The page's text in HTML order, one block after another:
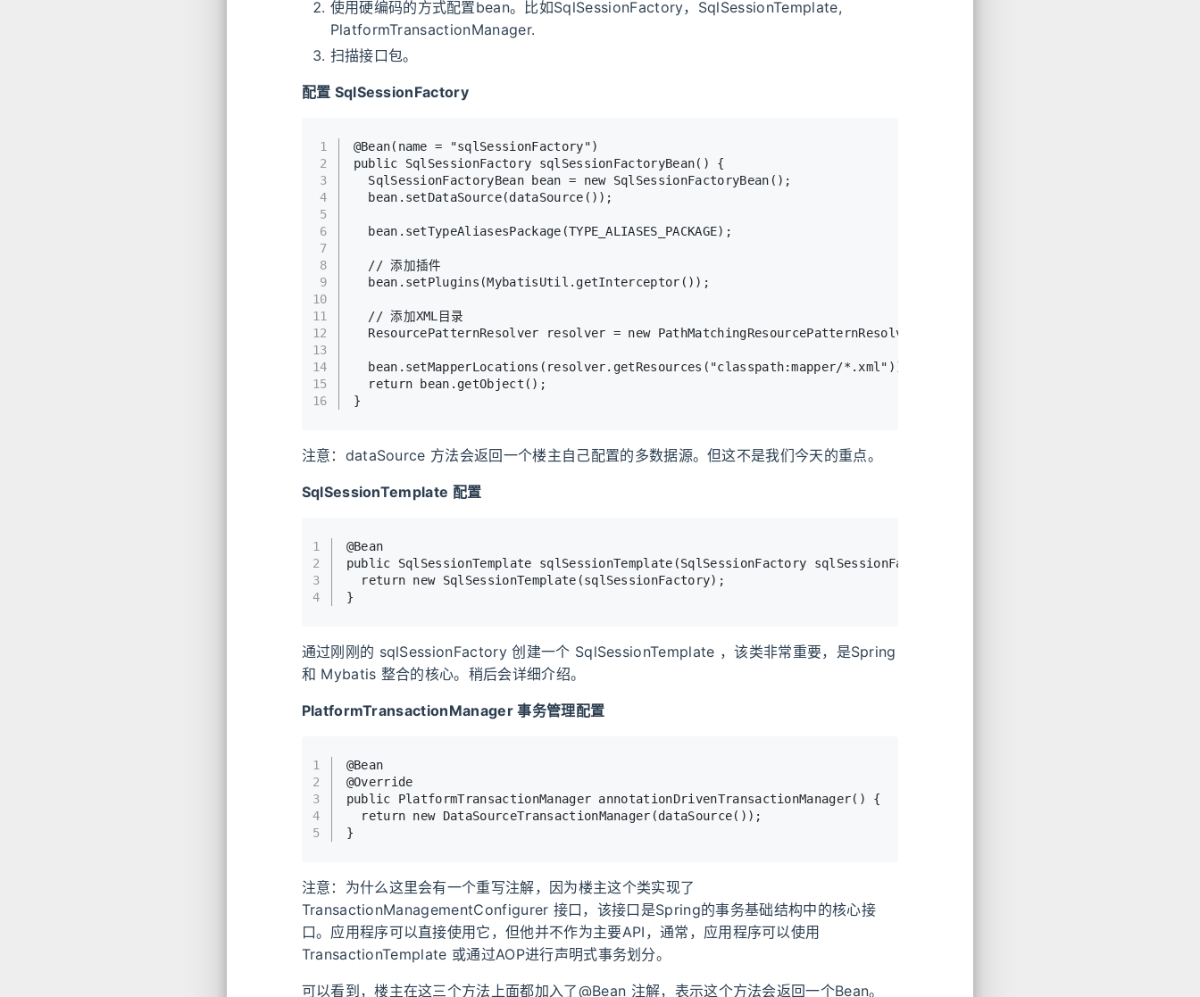
使用硬编码的方式配置bean。比如SqlSessionFactory，SqlSessionTemplate,
PlatformTransactionManager.
扫描接口包。
配置 SqlSessionFactory
1
2
3
4
5
6
7
8
9
10
11
12
13
14
15
16
@Bean(name = "sqlSessionFactory")
public SqlSessionFactory sqlSessionFactoryBean()
{
SqlSessionFactoryBean
bean = new SqlSessionFactoryBean ();
  bean.setDataSource(dataSource());
  bean.setTypeAliasesPackage(TYPE_ALIASES_PACKAGE);
// 添加插件
  bean.setPlugins(MybatisUtil.getInterceptor());
// 添加XML目录
ResourcePatternResolver
resolver = new PathMatchingResourcePatternResolver
  bean.setMapperLocations(resolver.getResources(
"classpath:mapper/*.xml" ));
return bean.getObject();
}
注意：dataSource 方法会返回一个楼主自己配置的多数据源。但这不是我们今天的重点。
SqlSessionTemplate 配置
1
2
3
4
@Bean
public SqlSessionTemplate sqlSessionTemplate (SqlSessionFactory sqlSessionFactory)
return new SqlSessionTemplate (sqlSessionFactory);
}
通过刚刚的 sqlSessionFactory 创建一个 SqlSessionTemplate ，该类非常重要，是Spring
和 Mybatis 整合的核心。稍后会详细介绍。
PlatformTransactionManager 事务管理配置
1
2
3
4
5
@Bean
@Override
public PlatformTransactionManager annotationDrivenTransactionManager()
{
return new DataSourceTransactionManager (dataSource());
}
注意：为什么这里会有一个重写注解，因为楼主这个类实现了
TransactionManagementConfigurer 接口，该接口是Spring的事务基础结构中的核心接
口。应用程序可以直接使用它，但他并不作为主要API，通常，应用程序可以使用
TransactionTemplate 或通过AOP进行声明式事务划分。
可以看到，楼主在这三个方法上面都加入了@Bean 注解，表示这个方法会返回一个Bean。